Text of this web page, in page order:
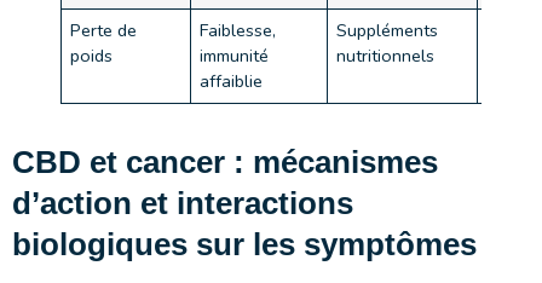
Perte de
poids
Faiblesse,
immunité
affaiblie
Suppléments
nutritionnels
CBD et cancer : mécanismes
d’action et interactions
biologiques sur les symptômes